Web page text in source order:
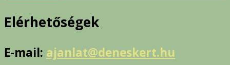
Elérhetőségek
E-mail: ajanlat@deneskert.hu